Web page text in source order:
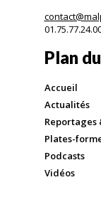
Plan
Accueil
Actualités
Reportages
Plates-
Podcasts
Vidéos